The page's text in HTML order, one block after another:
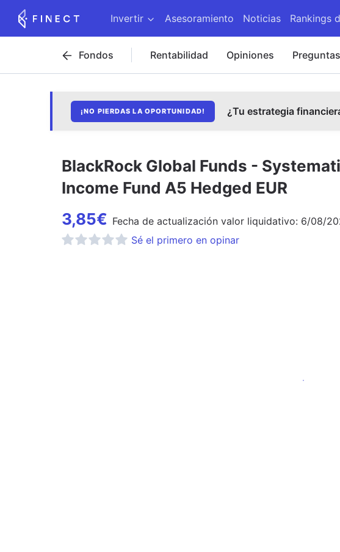
Invertir Asesoramiento Noticias Rankings
Fondos Rentabilidad Opiniones Preguntas
¡NO PIERDAS LA OPORTUNIDAD! ¿Tu estrategia
BlackRock Global Funds -
Income Fund A5 Hedged EUR
3,85€ Fecha de actualización valor liquidativo: 6/08/
Sé el primero en opinar